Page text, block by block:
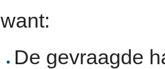
want:
De gevraagde